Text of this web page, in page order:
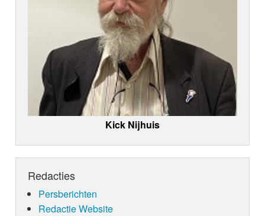
Kick Nijhuis
Redacties
Persberichten
Redactie Website